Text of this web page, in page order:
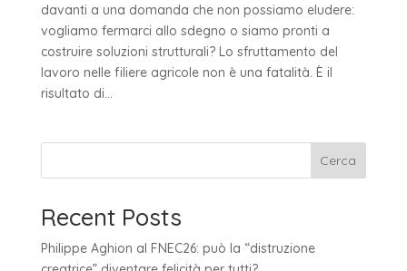
davanti a una domanda che non possiamo eludere:
vogliamo fermarci allo sdegno o siamo pronti a
costruire soluzioni strutturali? Lo sfruttamento del
lavoro nelle filiere agricole non è una fatalità. È il
risultato di...
Cerca
Recent Posts
Philippe Aghion al FNEC26: può la “distruzione